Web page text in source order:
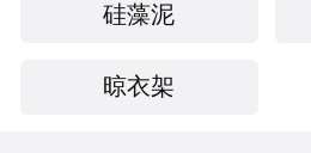
硅藻泥
晾衣架